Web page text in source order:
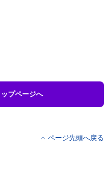
プページへ
ページ先頭へ戻る